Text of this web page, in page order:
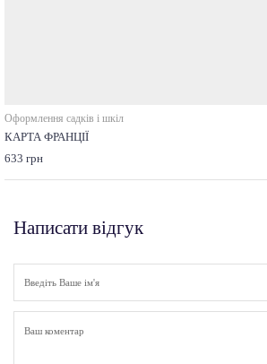
Оформлення садків і шкіл
КАРТА ФРАНЦІЇ
633 грн
Написати відгук